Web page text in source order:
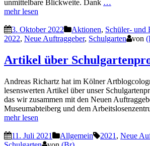
unmittelbare Blickweite. Dank …
mehr lesen
3. Oktober 2022 Aktionen, Schüler- und
2022, Neue Auftraggeber, Schulgarten von
Artikel über
Andreas Richartz hat im Kölner
lesenswerten Artikel über unser
das wir zusammen mit den Neuen
Museumabteiberg und dem
mehr lesen
11. Juli 2021 Allgemein 2021 , Neue